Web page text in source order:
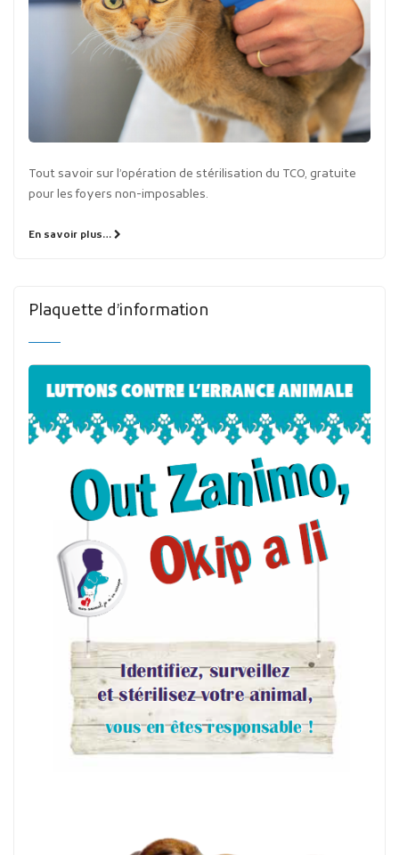
Tout savoir sur l’opération de stérilisation du TCO, gratuite
pour les foyers non-imposables.
En savoir plus…
Plaquette d’information